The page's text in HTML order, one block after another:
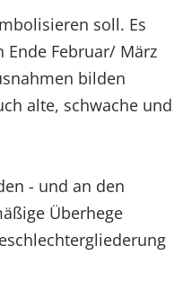
soll. Es
Februar/ März
bilden
alte, schwache und
- und an den
Überhege